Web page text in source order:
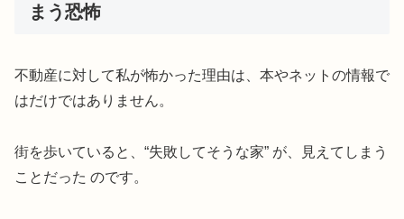
まう恐怖
不動産に対して私が怖かった理由は、本やネットの情報で
はだけではありません。
街を歩いていると、“失敗してそうな家” が、見えてしまう
ことだった のです。